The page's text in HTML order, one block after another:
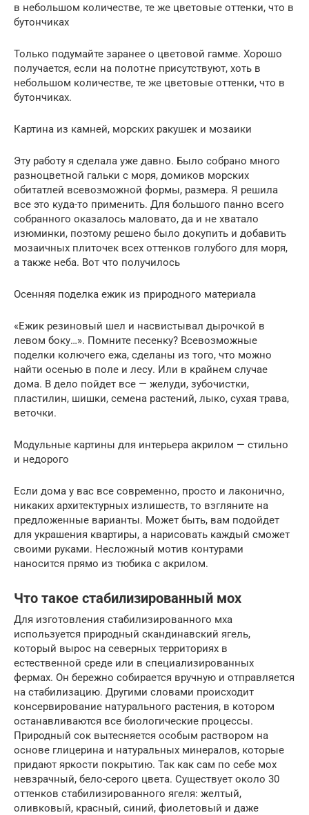
в небольшом количестве, те же цветовые оттенки, что в
бутончиках
Только подумайте заранее о цветовой гамме. Хорошо
получается, если на полотне присутствуют, хоть в
небольшом количестве, те же цветовые оттенки, что в
бутончиках.
Картина из камней, морских ракушек и мозаики
Эту работу я сделала уже давно. Было собрано много
разноцветной гальки с моря, домиков морских
обитатлей всевозможной формы, размера. Я решила
все это куда-то применить. Для большого панно всего
собранного оказалось маловато, да и не хватало
изюминки, поэтому решено было докупить и добавить
мозаичных плиточек всех оттенков голубого для моря,
а также неба. Вот что получилось
Осенняя поделка ежик из природного материала
«Ежик резиновый шел и насвистывал дырочкой в
левом боку…». Помните песенку? Всевозможные
поделки колючего ежа, сделаны из того, что можно
найти осенью в поле и лесу. Или в крайнем случае
дома. В дело пойдет все — желуди, зубочистки,
пластилин, шишки, семена растений, лыко, сухая трава,
веточки.
Модульные картины для интерьера акрилом — стильно
и недорого
Если дома у вас все современно, просто и лаконично,
никаких архитектурных излишеств, то взгляните на
предложенные варианты. Может быть, вам подойдет
для украшения квартиры, а нарисовать каждый сможет
своими руками. Несложный мотив контурами
наносится прямо из тюбика с акрилом.
Что такое стабилизированный мох
Для изготовления стабилизированного мха
используется природный скандинавский ягель,
который вырос на северных территориях в
естественной среде или в специализированных
фермах. Он бережно собирается вручную и отправляется
на стабилизацию. Другими словами происходит
консервирование натурального растения, в котором
останавливаются все биологические процессы.
Природный сок вытесняется особым раствором на
основе глицерина и натуральных минералов, которые
придают яркости покрытию. Так как сам по себе мох
невзрачный, бело-серого цвета. Существует около 30
оттенков стабилизированного ягеля: желтый,
оливковый, красный, синий, фиолетовый и даже